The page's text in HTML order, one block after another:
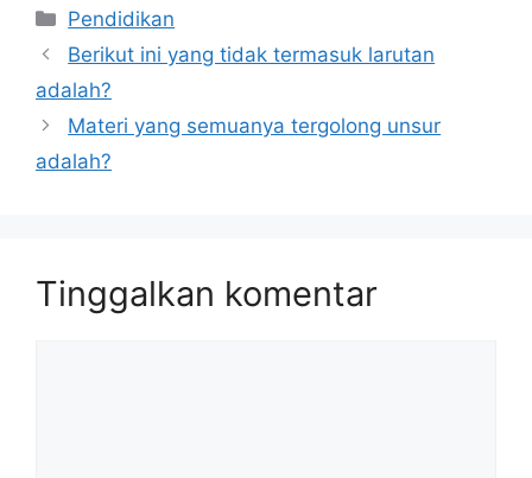
Kategori
Pendidikan
Berikut ini yang tidak termasuk larutan
adalah?
Materi yang semuanya tergolong unsur
adalah?
Tinggalkan komentar